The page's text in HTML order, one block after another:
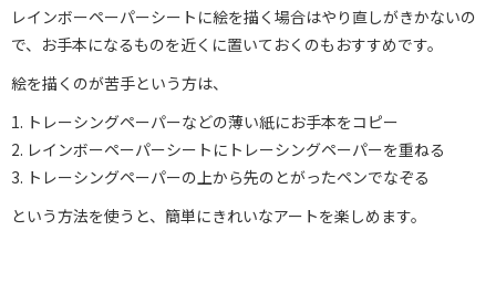
レインボーペーパーシートに絵を描く場合はやり直しがきかないの
で、お手本になるものを近くに置いておくのもおすすめです。
絵を描くのが苦手という方は、
1. トレーシングペーパーなどの薄い紙にお手本をコピー
2. レインボーペーパーシートにトレーシングペーパーを重ねる
3. トレーシングペーパーの上から先のとがったペンでなぞる
という方法を使うと、簡単にきれいなアートを楽しめます。